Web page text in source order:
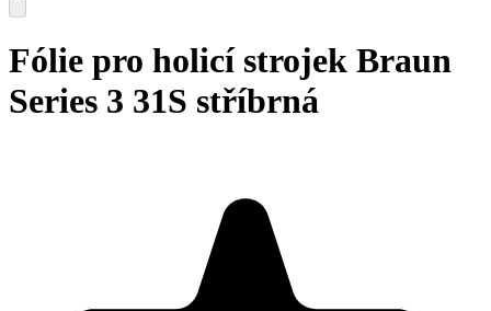
Fólie pro holicí strojek Braun
Series 3 31S stříbrná